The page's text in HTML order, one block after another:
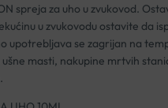
spreja za uho u zvukovod.
u zvukovodu ostavite da
upotrebljava se zagrijan na
masti, nakupine mrtvih